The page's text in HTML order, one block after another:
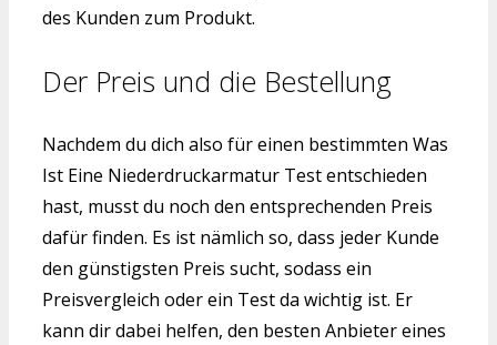
des Kunden zum Produkt.
Der Preis und die Bestellung
Nachdem du dich also für einen bestimmten Was
Ist Eine Niederdruckarmatur Test entschieden
hast, musst du noch den entsprechenden Preis
dafür finden. Es ist nämlich so, dass jeder Kunde
den günstigsten Preis sucht, sodass ein
Preisvergleich oder ein Test da wichtig ist. Er
kann dir dabei helfen, den besten Anbieter eines